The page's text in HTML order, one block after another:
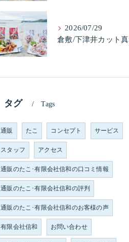
2026/07/29
タグ Tags
通販 たこ コンセプト サービス
スタッフ アクセス
通販のたこ･有限会社信和の口コミ情報
通販のたこ･有限会社信和の評判
通販のたこ･有限会社信和のお客様の声
有限会社信和 お問い合わせ